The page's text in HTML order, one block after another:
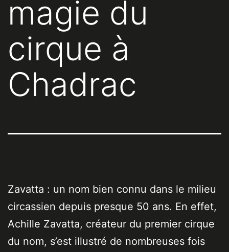
magie du
cirque à
Chadrac
Zavatta : un nom bien connu dans le milieu
circassien depuis presque 50 ans. En effet,
Achille Zavatta, créateur du premier cirque
du nom, s’est illustré de nombreuses fois